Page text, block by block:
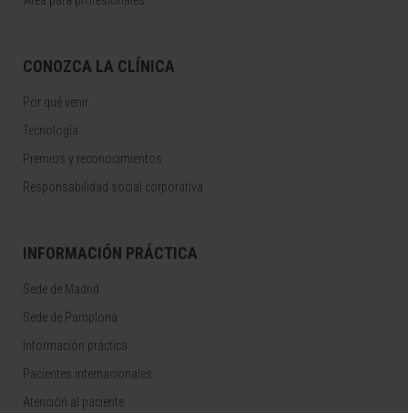
CONOZCA LA CLÍNICA
Por qué venir
Tecnología
Premios y reconocimientos
Responsabilidad social corporativa
INFORMACIÓN PRÁCTICA
Sede de Madrid
Sede de Pamplona
Información práctica
Pacientes internacionales
Atención al paciente